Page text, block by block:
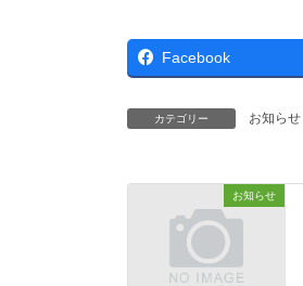
Facebook
カテゴリー お知らせ
お知らせ